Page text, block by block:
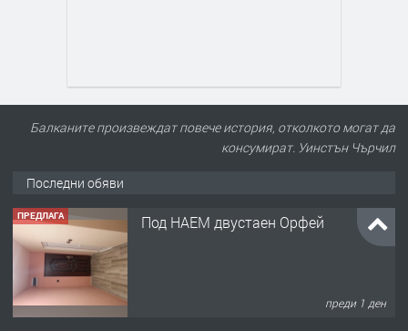
Балканите произвеждат повече история, отколкото могат да
консумират. Уинстън Чърчил
Последни обяви
ПРЕДЛАГА Под НАЕМ двустаен Орфей
преди 1 ден